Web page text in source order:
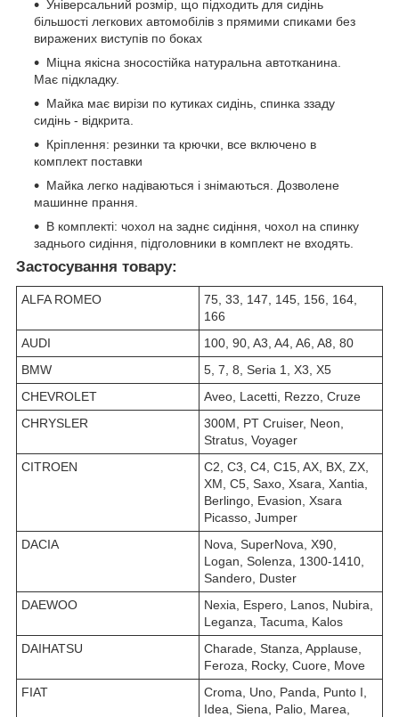
Універсальний розмір, що підходить для сидінь
більшості легкових автомобілів з прямими спиками без
виражених виступів по боках
Міцна якісна зносостійка натуральна автотканина.
Має підкладку.
Майка має вирізи по кутиках сидінь, спинка ззаду
сидінь - відкрита.
Кріплення: резинки та крючки, все включено в
комплект поставки
Майка легко надіваються і знімаються. Дозволене
машинне прання.
В комплекті: чохол на заднє сидіння, чохол на спинку
заднього сидіння, підголовники в комплект не входять.
Застосування товару:
ALFA ROMEO
75, 33, 147, 145, 156, 164,
166
AUDI
100, 90, A3, A4, A6, A8, 80
BMW
5, 7, 8, Seria 1, X3, X5
CHEVROLET
Aveo, Lacetti, Rezzo, Cruze
CHRYSLER
300M, PT Cruiser, Neon,
Stratus, Voyager
CITROEN
C2, C3, C4, C15, AX, BX, ZX,
XM, C5, Saxo, Xsara, Xantia,
Berlingo, Evasion, Xsara
Picasso, Jumper
DACIA
Nova, SuperNova, X90,
Logan, Solenza, 1300-1410,
Sandero, Duster
DAEWOO
Nexia, Espero, Lanos, Nubira,
Leganza, Tacuma, Kalos
DAIHATSU
Charade, Stanza, Applause,
Feroza, Rocky, Cuore, Move
FIAT
Croma, Uno, Panda, Punto I,
Idea, Siena, Palio, Marea,